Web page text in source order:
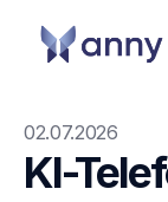
02.07.2026
KI-